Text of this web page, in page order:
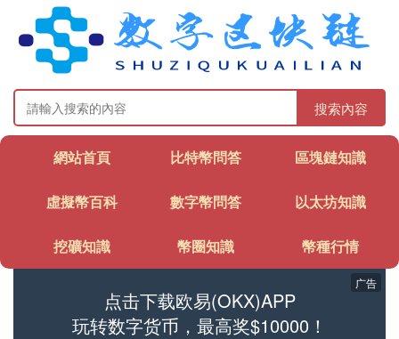
搜索內容
網站首頁 比特幣問答 區塊鏈知識
虛擬幣百科 數字幣問答 以太坊知識
挖礦知識 幣圈知識 幣種行情
点击下载欧易(OKX)APP
玩转数字货币，最高奖$10000！
广告